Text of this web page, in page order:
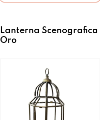
Lanterna Scenografica
Oro